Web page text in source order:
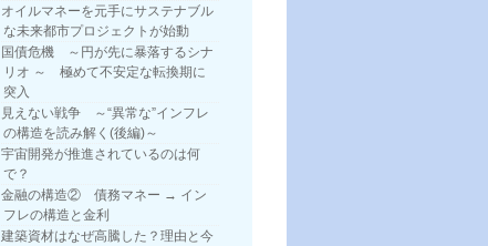
オイルマネーを元手にサステナブル
な未来都市プロジェクトが始動
国債危機 ～円が先に暴落するシナ
リオ ～ 極めて不安定な転換期に
突入
見えない戦争 ～“異常な”インフレ
の構造を読み解く(後編)～
宇宙開発が推進されているのは何
で？
金融の構造② 債務マネー → イン
フレの構造と金利
建築資材はなぜ高騰した？理由と今